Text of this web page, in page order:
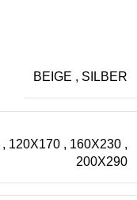
BEIGE , SILBER
, 120X170 , 160X230 ,
200X290